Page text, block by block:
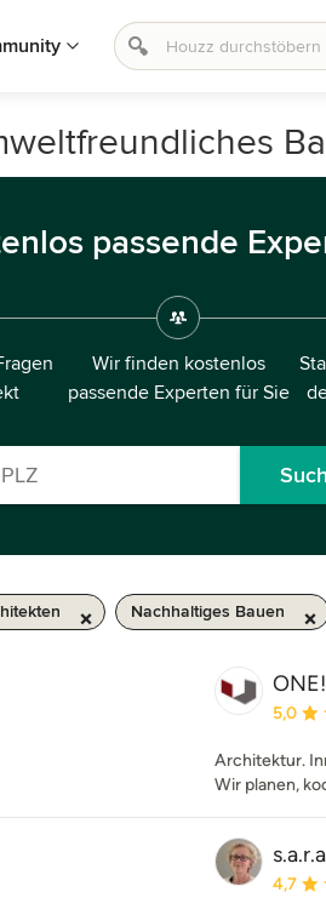
passende
Wir finden kostenlos
passende Experten für Sie
Nachhaltiges Bauen
5,0
Architektur.
Wir planen,
4,7